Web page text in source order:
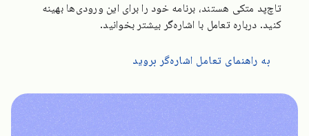
تاچ‌پد متکی هستند، برنامه خود را برای این ورودی‌ها بهینه
کنید. درباره تعامل با اشاره‌گر بیشتر بخوانید.
به راهنمای تعامل اشاره‌گر بروید